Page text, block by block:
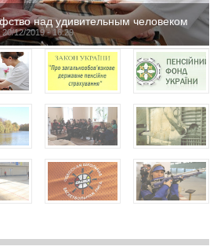
над удивительным человеком
20/12/2019 - 16:29